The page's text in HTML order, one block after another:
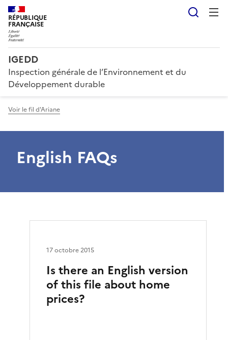
RÉPUBLIQUE
FRANÇAISE
IGEDD
Inspection générale de l’Environnement et du
Développement durable
Voir le fil d'Ariane
English FAQs
Is there an English version
of this file about home
prices?
17 octobre 2015